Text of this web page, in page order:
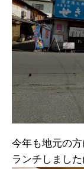
今年も地元の
ランチしまし